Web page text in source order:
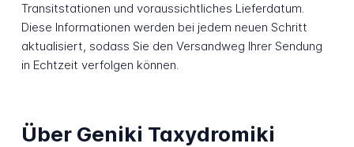
Transitstationen und voraussichtliches Lieferdatum.
Diese Informationen werden bei jedem neuen Schritt
aktualisiert, sodass Sie den Versandweg Ihrer Sendung
in Echtzeit verfolgen können.
Über Geniki Taxydromiki